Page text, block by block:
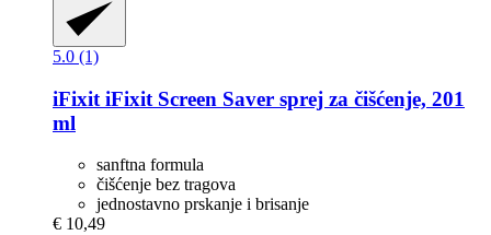
5.0 (1)
iFixit iFixit Screen Saver sprej za čišćenje, 201
ml
sanftna formula
čišćenje bez tragova
jednostavno prskanje i brisanje
€ 10,49